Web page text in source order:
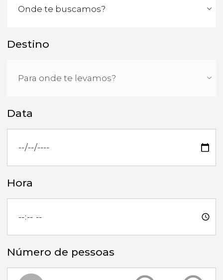
Destino
Data
Hora
Número de pessoas